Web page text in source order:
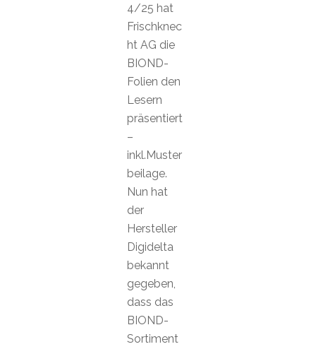
4/25 hat
Frischknec
ht AG die
BIOND-
Folien den
Lesern
präsentiert
–
inkl.Muster
beilage.
Nun hat
der
Hersteller
Digidelta
bekannt
gegeben,
dass das
BIOND-
Sortiment